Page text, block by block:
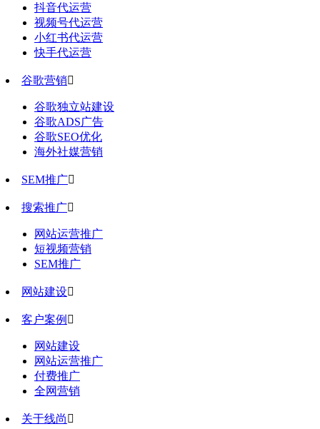
抖音代运营
视频号代运营
小红书代运营
快手代运营
谷歌营销
谷歌独立站建设
谷歌ADS广告
谷歌SEO优化
海外社媒营销
SEM推广
搜索推广
网站运营推广
短视频营销
SEM推广
网站建设
客户案例 
网站建设
网站运营推广
付费推广
全网营销
关于线尚 